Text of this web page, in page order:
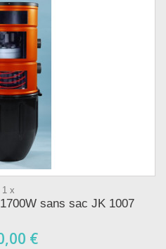
1 x
sans sac JK 1007
€